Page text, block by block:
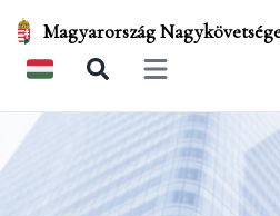
Magyarország
Open main menu